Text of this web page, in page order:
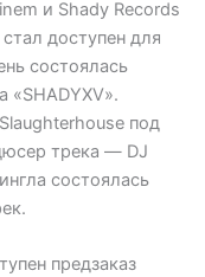
и Shady Records
доступен для
состоялась
«SHADYXV».
под
трека — DJ
состоялась
предзаказ